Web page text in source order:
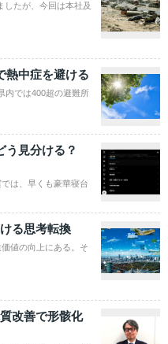
したが、今回は本社及
中症を避ける
内では400超の避難所
見分ける？
は、早くも豪華寝台
る思考転換
値の向上にある。そ
改善で形骸化